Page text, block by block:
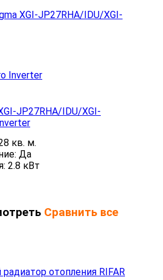
JP27RHA/IDU/XGI-
кв. м.
Да
2.8 кВт
Сравнить все